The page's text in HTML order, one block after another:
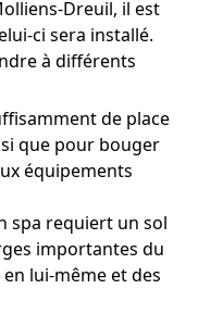
Dreuil, il est
ci sera installé.
à différents
de place
que pour bouger
équipements
spa requiert un sol
importantes du
lui-même et des